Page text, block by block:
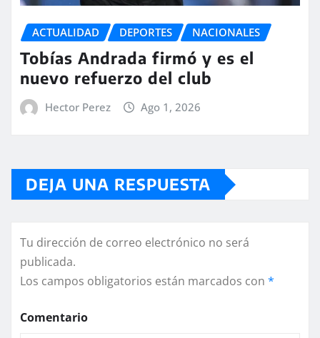
ACTUALIDAD DEPORTES NACIONALES
Tobías Andrada firmó y es el
nuevo refuerzo del club
Hector Perez Ago 1, 2026
DEJA UNA RESPUESTA
Tu dirección de correo electrónico no será
publicada.
Los campos obligatorios están marcados con *
Comentario